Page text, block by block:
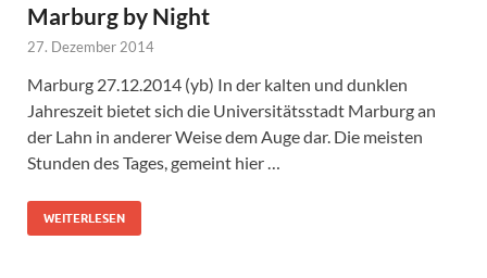
Marburg by Night
27. Dezember 2014
Marburg 27.12.2014 (yb) In der kalten und dunklen
Jahreszeit bietet sich die Universitätsstadt Marburg an
der Lahn in anderer Weise dem Auge dar. Die meisten
Stunden des Tages, gemeint hier …
WEITERLESEN